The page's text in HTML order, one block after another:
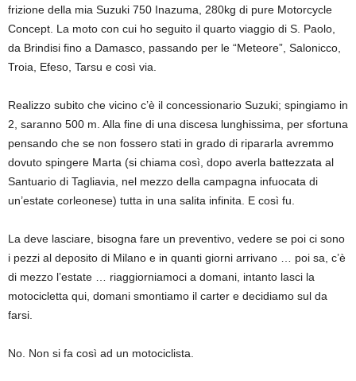
frizione della mia Suzuki 750 Inazuma, 280kg di pure Motorcycle
Concept. La moto con cui ho seguito il quarto viaggio di S. Paolo,
da Brindisi fino a Damasco, passando per le “Meteore”, Salonicco,
Troia, Efeso, Tarsu e così via.
Realizzo subito che vicino c’è il concessionario Suzuki; spingiamo in
2, saranno 500 m. Alla fine di una discesa lunghissima, per sfortuna
pensando che se non fossero stati in grado di ripararla avremmo
dovuto spingere Marta (si chiama così, dopo averla battezzata al
Santuario di Tagliavia, nel mezzo della campagna infuocata di
un’estate corleonese) tutta in una salita infinita. E così fu.
La deve lasciare, bisogna fare un preventivo, vedere se poi ci sono
i pezzi al deposito di Milano e in quanti giorni arrivano … poi sa, c’è
di mezzo l’estate … riaggiorniamoci a domani, intanto lasci la
motocicletta qui, domani smontiamo il carter e decidiamo sul da
farsi.
No. Non si fa così ad un motociclista.